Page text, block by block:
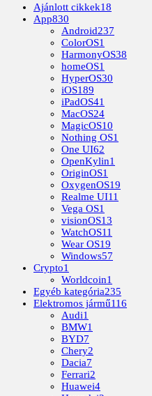
Ajánlott cikkek18
App830
Android237
ColorOS1
HarmonyOS38
homeOS1
HyperOS30
iOS189
iPadOS41
MacOS24
MagicOS10
Nothing OS1
One UI62
OpenKylin1
OriginOS1
OxygenOS19
Realme UI11
Vega OS1
visionOS13
WatchOS11
Wear OS19
Windows57
Crypto1
Worldcoin1
Egyéb kategória235
Elektromos jármű116
Audi1
BMW1
BYD7
Chery2
Dacia7
Ferrari2
Huawei4